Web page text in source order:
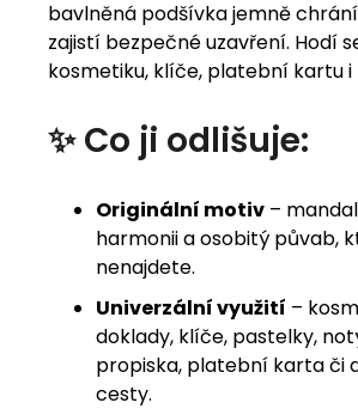
bavlněná podšívka jemně
zajistí bezpečné uzavření. Hodí
kosmetiku, klíče, platební kartu i
✨ Co ji odlišuje:
Originální motiv –
harmonii a osobitý půvab,
nenajdete.
Univerzální využití –
doklady, klíče, pastelky,
propiska, platební karta či
cesty.